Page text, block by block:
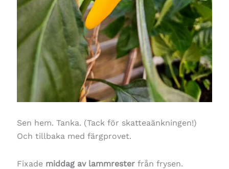
Sen hem. Tanka. (Tack för skatteaänkningen!)
Och tillbaka med färgprovet.
Fixade middag av lammresterfrån frysen.